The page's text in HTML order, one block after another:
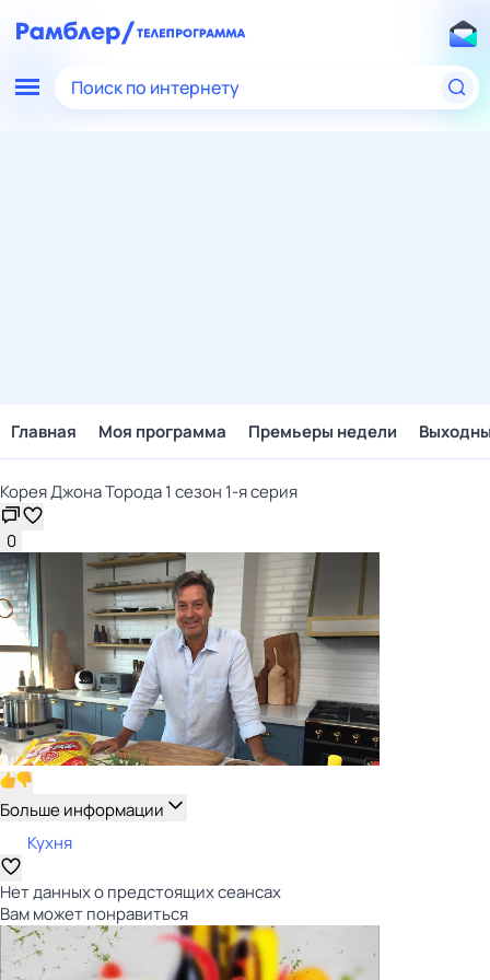
Поиск по интернету
Главная Моя программа Премьеры недели
Корея Джона Торода 1 сезон 1-я серия
0
Больше информации
Кухня
Нет данных о предстоящих сеансах
Вам может понравиться